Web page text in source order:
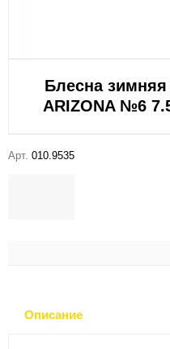
Блесна зимняя
ARIZONA №6
Арт. 010.9535
Описание